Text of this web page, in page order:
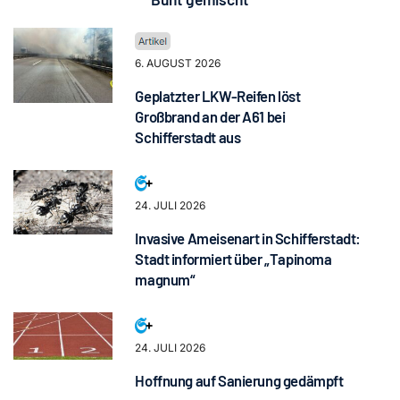
6. AUGUST 2026
Geplatzter LKW-Reifen löst
Großbrand an der A61 bei
Schifferstadt aus
24. JULI 2026
Invasive Ameisenart in Schifferstadt:
Stadt informiert über „Tapinoma
magnum“
24. JULI 2026
Hoffnung auf Sanierung gedämpft